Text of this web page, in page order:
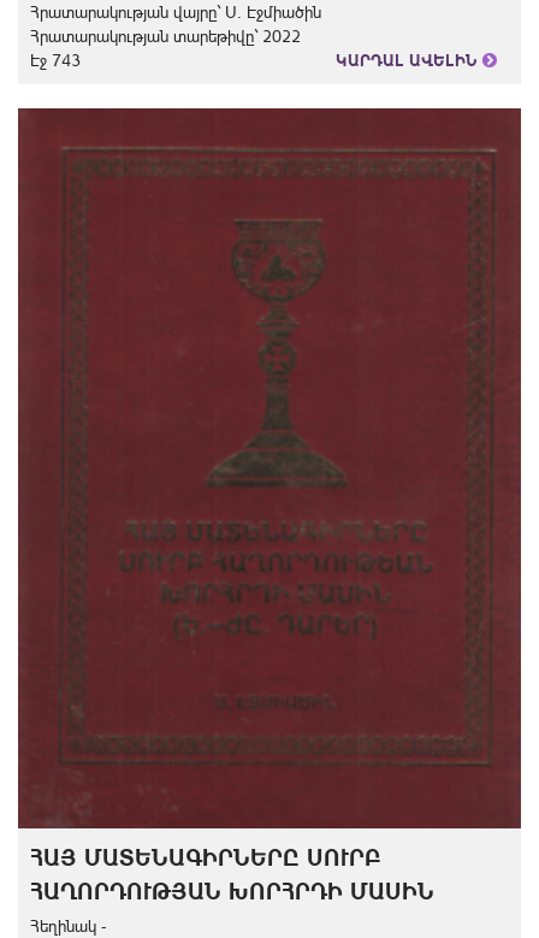
Հրատարակության վայրը` Ս. Էջմիածին
Հրատարակության տարեթիվը` 2022
Էջ 743
ԿԱՐԴԱԼ ԱՎԵԼԻՆ
ՀԱՅ ՄԱՏԵՆԱԳԻՐՆԵՐԸ ՍՈՒՐԲ
ՀԱՂՈՐԴՈՒԹՅԱՆ ԽՈՐՀՐԴԻ ՄԱՍԻՆ
Հեղինակ -